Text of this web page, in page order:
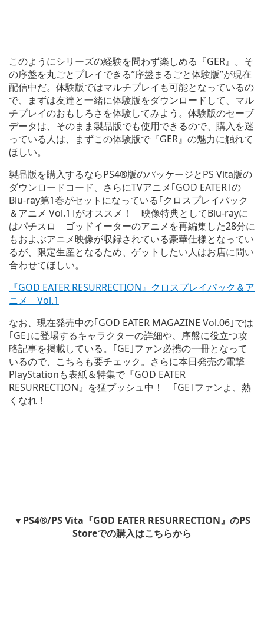
このようにシリーズの経験を問わず楽しめる『GER』。そ
の序盤を丸ごとプレイできる”序盤まるごと体験版”が現在
配信中だ。体験版ではマルチプレイも可能となっているの
で、まずは友達と一緒に体験版をダウンロードして、マル
チプレイのおもしろさを体験してみよう。体験版のセーブ
データは、そのまま製品版でも使用できるので、購入を迷
っている人は、まずこの体験版で『GER』の魅力に触れて
ほしい。
製品版を購入するならPS4®版のパッケージとPS Vita版の
ダウンロードコード、さらにTVアニメ｢GOD EATER｣の
Blu-ray第1巻がセットになっている｢クロスプレイパック
＆アニメ Vol.1｣がオススメ！ 映像特典としてBlu-rayに
はパチスロ ゴッドイーターのアニメを再編集した28分に
もおよぶアニメ映像が収録されている豪華仕様となってい
るが、限定生産となるため、ゲットしたい人はお店に問い
合わせてほしい。
『GOD EATER RESURRECTION』クロスプレイパック＆ア
ニメ Vol.1
なお、現在発売中の｢GOD EATER MAGAZINE Vol.06｣では
｢GE｣に登場するキャラクターの詳細や、序盤に役立つ攻
略記事を掲載している。｢GE｣ファン必携の一冊となって
いるので、こちらも要チェック。さらに本日発売の電撃
PlayStationも表紙＆特集で『GOD EATER
RESURRECTION』を猛プッシュ中！ ｢GE｣ファンよ、熱
くなれ！
▼PS4®/PS Vita『GOD EATER RESURRECTION』のPS
Storeでの購入はこちらから